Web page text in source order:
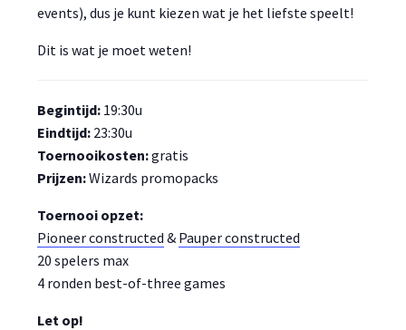
events), dus je kunt kiezen wat je het liefste speelt!
Dit is wat je moet weten!
Begintijd: 19:30u
Eindtijd: 23:30u
Toernooikosten:gratis
Prijzen:Wizards promopacks
Toernooi opzet:
Pioneer constructed & Pauper constructed
20 spelers max
4 ronden best-of-three games
Let op!